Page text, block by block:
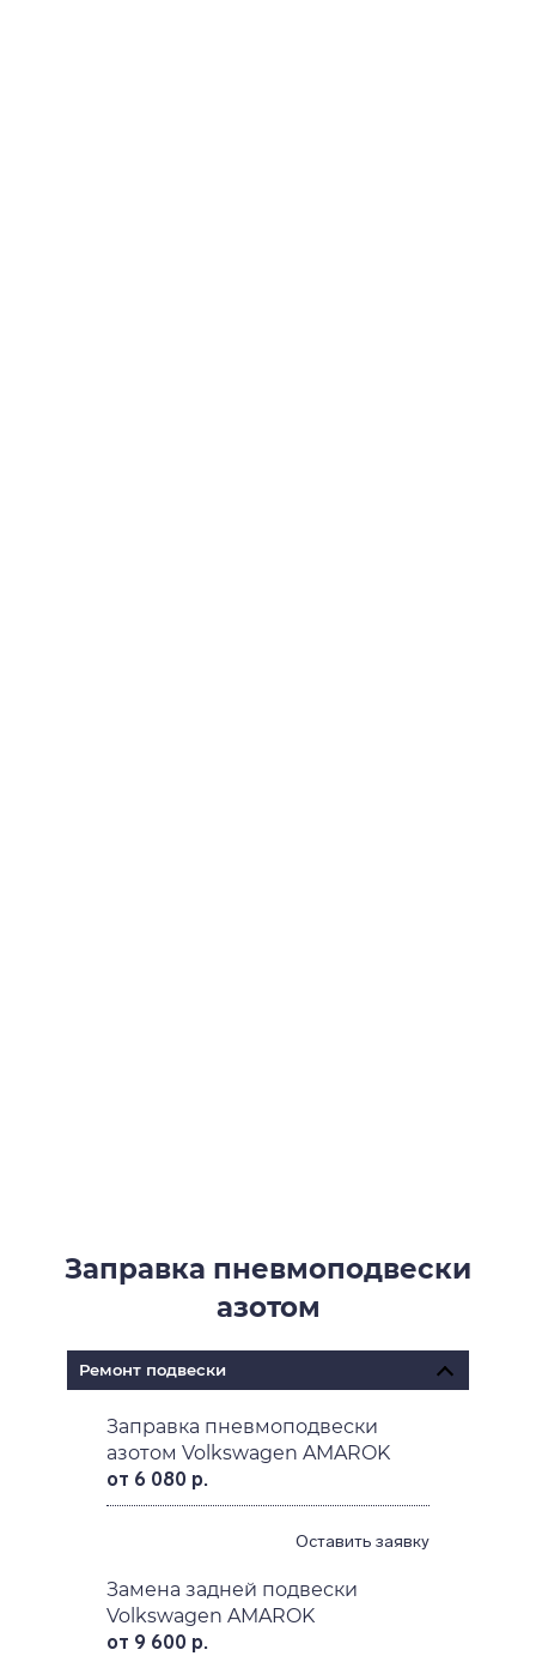
Заправка пневмоподвески
азотом
Ремонт подвески
Заправка пневмоподвески
азотом Volkswagen AMAROK
от 6 080 р.
Оставить заявку
Замена задней подвески
Volkswagen AMAROK
от 9 600 р.